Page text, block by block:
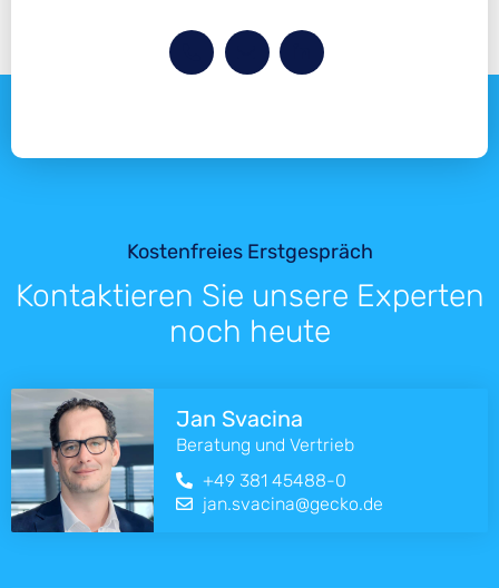
Kostenfreies Erstgespräch
Kontaktieren Sie unsere Experten
noch heute
Jan Svacina
Beratung und Vertrieb
+49 381 45488-0
jan.svacina@gecko.de